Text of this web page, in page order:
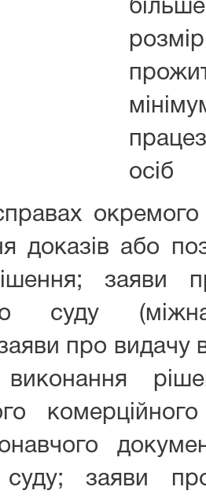
осіб
доказів або
заяви
суду
про видачу
суду; заяви